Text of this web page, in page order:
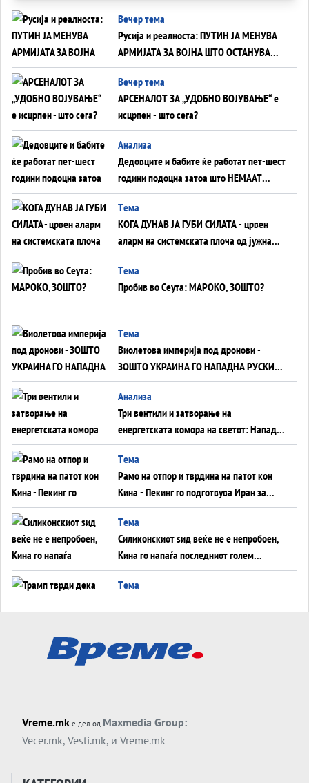
Вечер тема
Русија и реалноста: ПУТИН ЈА МЕНУВА
АРМИЈАТА ЗА ВОЈНА ШТО ОСТАНУВА
БЕЗ ФРОНТ
Вечер тема
АРСЕНАЛОТ ЗА „УДОБНО ВОЈУВАЊЕ“ е
исцрпен - што сега?
Анализа
Дедовците и бабите ќе работат пет-шест
години подоцна затоа што НЕМААТ
ВНУЦИ ДА ГИ ЗАМЕНАТ
Tема
КОГА ДУНАВ ЈА ГУБИ СИЛАТА - црвен
аларм на системската плоча од јужна
Германија до Црното Море...
Tема
Пробив во Сеута: МАРОКО, ЗОШТО?
Tема
Виолетова империја под дронови -
ЗОШТО УКРАИНА ГО НАПАДНА РУСКИОТ
WILDBERRIES
Aнализа
Три вентили и затворање на
енергетската комора на светот: Нападот
во Суец најавува глобален енергетски
инфаркт?
Tема
Рамо на отпор и тврдина на патот кон
Кина - Пекинг го подготвува Иран за
американска копнена инвазија
Tема
Силиконскиот ѕид веќе не е непробоен,
Кина го напаѓа последниот голем
монопол на Западот?
Tема
Tема
ДЛАБОКО УДОЛУ: Сметководствените
АТОМСКО ДОМИНО НА БЛИСКИОТ
ИСТОК
Vreme.mk е дел од Maxmedia Group:
Vecer.mk, Vesti.mk, и Vreme.mk